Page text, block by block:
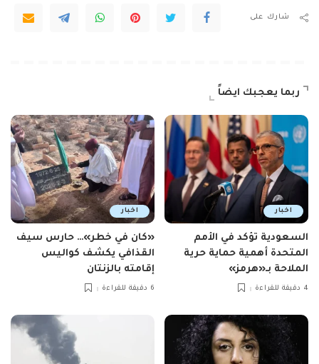
شارك على
ربما يعجبك ايضاً
اخبار
السعودية تؤكد في الأمم
المتحدة أهمية حماية حرية
الملاحة بـ«هرمز»
4 دقيقة للقراءة
اخبار
«كان في خطر»… حارس سيف
القذافي يكشف كواليس
إقامته بالزنتان
6 دقيقة للقراءة